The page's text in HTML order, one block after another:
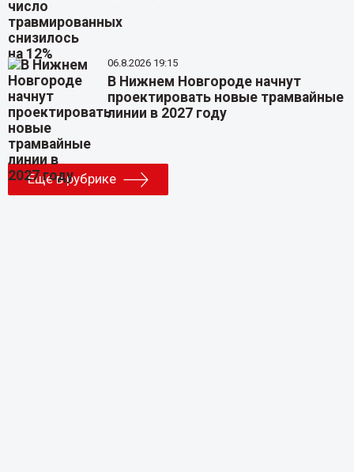
06.8.2026 19:15
В Нижнем Новгороде начнут
проектировать новые трамвайные
линии в 2027 году
Еще в рубрике